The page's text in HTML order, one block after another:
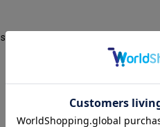
ユニセックス男女兼用